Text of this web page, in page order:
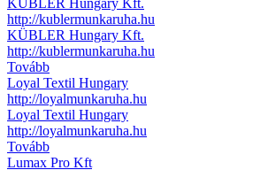
KÜBLER Hungary Kft.
http://kublermunkaruha.hu
KÜBLER Hungary Kft.
http://kublermunkaruha.hu
Tovább
Loyal Textil Hungary
http://loyalmunkaruha.hu
Loyal Textil Hungary
http://loyalmunkaruha.hu
Tovább
Lumax Pro Kft